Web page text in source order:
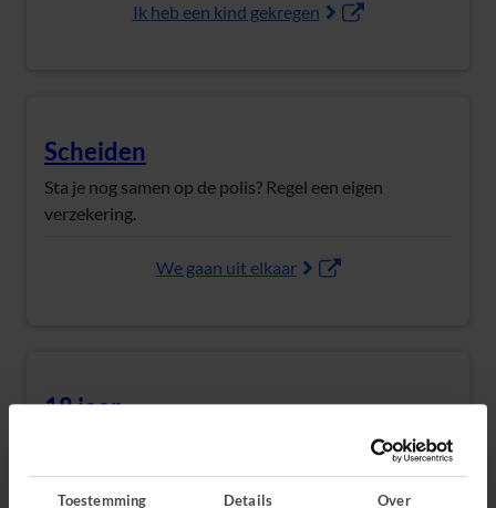
Toestemming Details Over
Ik heb een kind gekregen
Scheiden
(Opent in nieuw tabblad)
Sta je nog samen op de polis? Regel een eigen
verzekering.
We gaan uit elkaar
18 jaar
Yes! Als je 18 wordt, mag je eindelijk alles zelf regelen.